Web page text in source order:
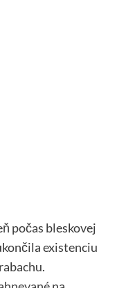
počas bleskovej
existenciu